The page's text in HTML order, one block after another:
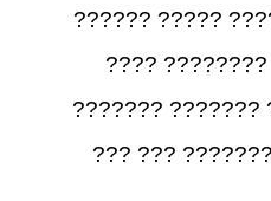
?? ????? ??
??? ???????
??????? ???
??? ????